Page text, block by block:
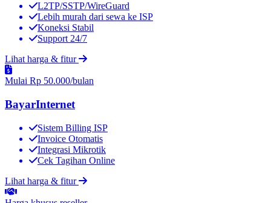
L2TP/SSTP/WireGuard
Lebih murah dari sewa ke ISP
Koneksi Stabil
Support 24/7
Lihat harga & fitur
Mulai Rp 50.000/bulan
BayarInternet
Sistem Billing ISP
Invoice Otomatis
Integrasi Mikrotik
Cek Tagihan Online
Lihat harga & fitur